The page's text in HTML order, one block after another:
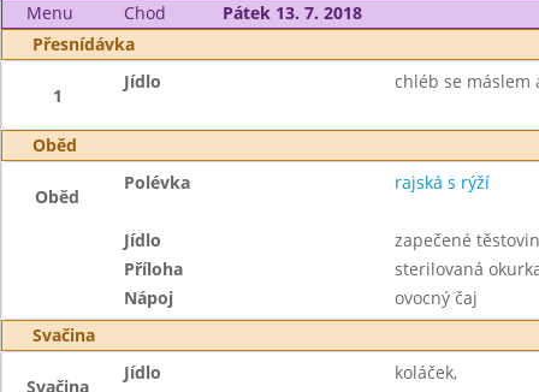
Menu
Chod
Pátek 13. 7. 2018
Přesnídávka
1
Jídlo chléb se máslem
Oběd
Oběd
Polévka rajská s rýží
Jídlo
zapečené
Příloha
sterilovaná
Nápoj
ovocný čaj
Svačina
Svačina
Jídlo
koláček,